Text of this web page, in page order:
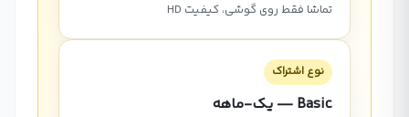
تماشا فقط روی گوشی، کیفیت HD
نوع اشتراک
Basic — یک-ماهه